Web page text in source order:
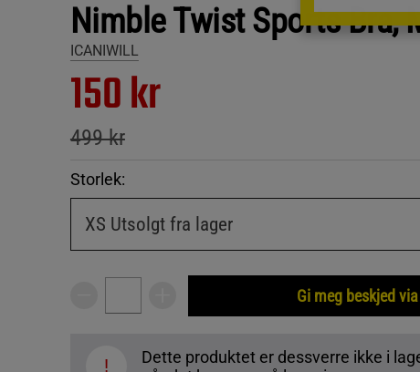
Nimble Twist Sports Bra,
ICANIWILL
150 kr
499 kr
Storlek:
XS Utsolgt fra lager
Gi meg beskjed
!
Dette produktet er dessverre ikke i